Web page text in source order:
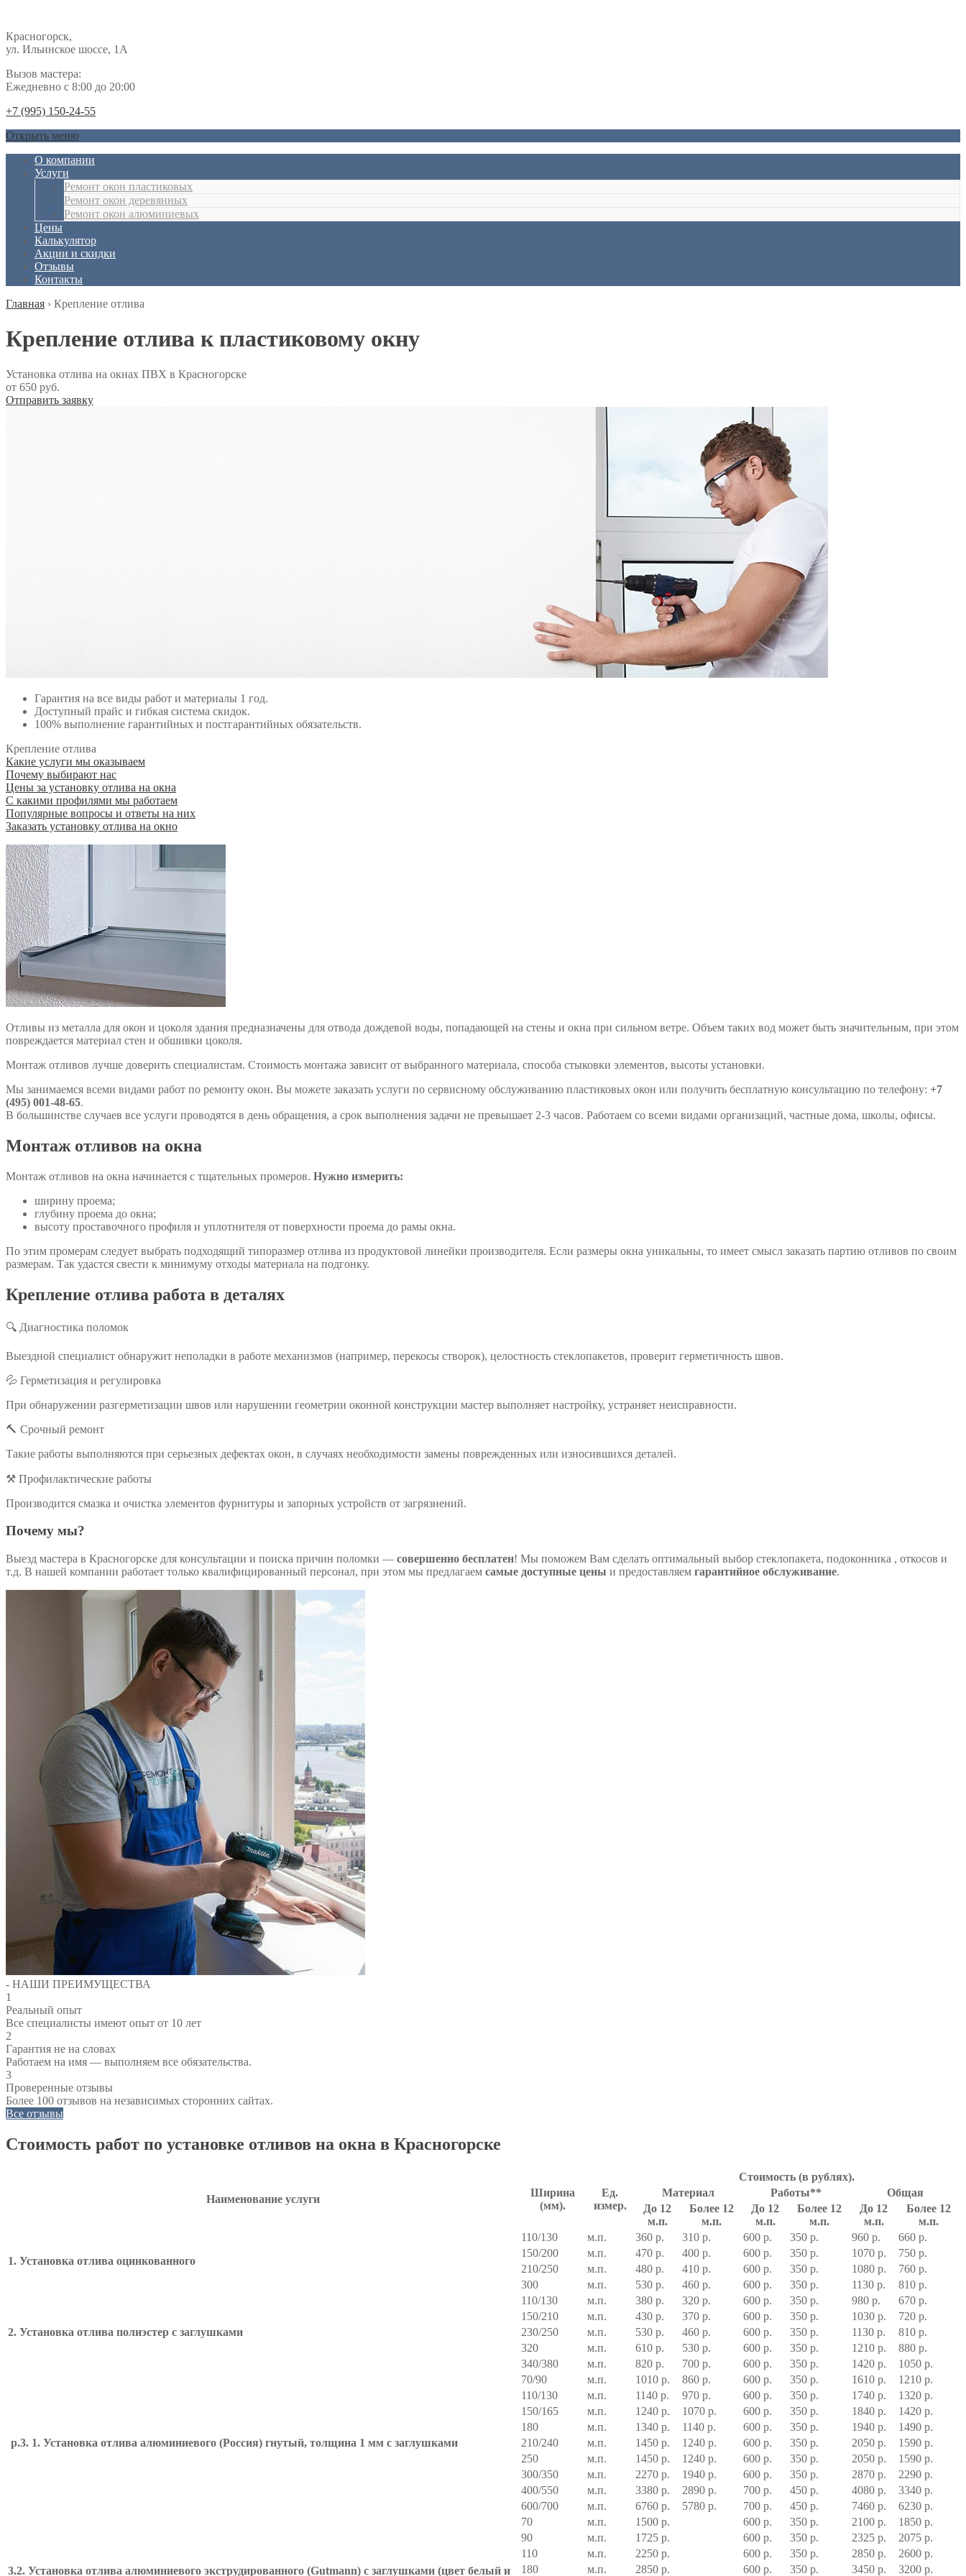
Красногорск,
ул. Ильинское шоссе, 1А
Вызов мастера:
Ежедневно с 8:00 до 20:00
+7 (995) 150-24-55
Открыть меню
О компании
Услуги
Ремонт окон пластиковых
Ремонт окон деревянных
Ремонт окон алюминиевых
Цены
Калькулятор
Акции и скидки
Отзывы
Контакты
Главная › Крепление отлива
Крепление отлива к пластиковому окну
Установка отлива на окнах ПВХ в Красногорске
от 650 руб.
Отправить заявку
Гарантия на все виды работ и материалы 1 год.
Доступный прайс и гибкая система скидок.
100% выполнение гарантийных и постгарантийных обязательств.
Крепление отлива
Какие услуги мы оказываем
Почему выбирают нас
Цены за установку отлива на окна
С какими профилями мы работаем
Популярные вопросы и ответы на них
Заказать установку отлива на окно
Отливы из металла для окон и цоколя здания предназначены для отвода дождевой воды, попадающей на стены и окна при сильном ветре. Объем таких вод может быть значительным, при этом
повреждается материал стен и обшивки цоколя.
Монтаж отливов лучше доверить специалистам. Стоимость монтажа зависит от выбранного материала, способа стыковки элементов, высоты установки.
Мы занимаемся всеми видами работ по ремонту окон. Вы можете заказать услуги по сервисному обслуживанию пластиковых окон или получить бесплатную консультацию по телефону: +7
(495) 001-48-65.
В большинстве случаев все услуги проводятся в день обращения, а срок выполнения задачи не превышает 2-3 часов. Работаем со всеми видами организаций, частные дома, школы, офисы.
Монтаж отливов на окна
Монтаж отливов на окна начинается с тщательных промеров. Нужно измерить:
ширину проема;
глубину проема до окна;
высоту проставочного профиля и уплотнителя от поверхности проема до рамы окна.
По этим промерам следует выбрать подходящий типоразмер отлива из продуктовой линейки производителя. Если размеры окна уникальны, то имеет смысл заказать партию отливов по своим
размерам. Так удастся свести к минимуму отходы материала на подгонку.
Крепление отлива работа в деталях
🔍 Диагностика поломок
Выездной специалист обнаружит неполадки в работе механизмов (например, перекосы створок), целостность стеклопакетов, проверит герметичность швов.
💦 Герметизация и регулировка
При обнаружении разгерметизации швов или нарушении геометрии оконной конструкции мастер выполняет настройку, устраняет неисправности.
🔨 Срочный ремонт
Такие работы выполняются при серьезных дефектах окон, в случаях необходимости замены поврежденных или износившихся деталей.
⚒️ Профилактические работы
Производится смазка и очистка элементов фурнитуры и запорных устройств от загрязнений.
Почему мы?
Выезд мастера в Красногорске для консультации и поиска причин поломки — совершенно бесплатен! Мы поможем Вам сделать оптимальный выбор стеклопакета, подоконника , откосов и
т.д. В нашей компании работает только квалифицированный персонал, при этом мы предлагаем самые доступные цены и предоставляем гарантийное обслуживание.
- НАШИ ПРЕИМУЩЕСТВА
1
Реальный опыт
Все специалисты имеют опыт от 10 лет
2
Гарантия не на словах
Работаем на имя — выполняем все обязательства.
3
Проверенные отзывы
Более 100 отзывов на независимых сторонних сайтах.
Все отзывы
Стоимость работ по установке отливов на окна в Красногорске
Наименование услуги
Ширина
(мм).
Ед.
измер.
Стоимость (в рублях).
Материал
Работы**
Общая
До 12
м.п.
Более 12
м.п.
До 12
м.п.
Более 12
м.п.
До 12
м.п.
Более 12
м.п.
1. Установка отлива оцинкованного
110/130 м.п. 360 р. 310 р. 600 р. 350 р. 960 р.
660 р.
150/200
м.п. 470 р. 400 р. 600 р. 350 р. 1070 р.
750 р.
210/250
м.п. 480 р. 410 р. 600 р. 350 р. 1080 р.
760 р.
300
м.п. 530 р. 460 р. 600 р. 350 р. 1130 р. 810 р.
2. Установка отлива полиэстер с заглушками
110/130 м.п. 380 р. 320 р. 600 р. 350 р. 980 р.
670 р.
150/210
м.п. 430 р. 370 р. 600 р. 350 р. 1030 р.
720 р.
230/250
м.п. 530 р. 460 р. 600 р. 350 р. 1130 р.
810 р.
320
м.п. 610 р. 530 р. 600 р. 350 р. 1210 р.
880 р.
340/380
м.п. 820 р. 700 р. 600 р. 350 р. 1420 р. 1050 р.
р.3. 1. Установка отлива алюминиевого (Россия) гнутый, толщина 1 мм с заглушками
70/90 м.п. 1010 р. 860 р. 600 р. 350 р. 1610 р.
1210 р.
110/130
м.п. 1140 р. 970 р. 600 р. 350 р. 1740 р.
1320 р.
150/165
м.п. 1240 р. 1070 р. 600 р. 350 р. 1840 р.
1420 р.
180
м.п. 1340 р. 1140 р. 600 р. 350 р. 1940 р.
1490 р.
210/240
м.п. 1450 р. 1240 р. 600 р. 350 р. 2050 р.
1590 р.
250
м.п. 1450 р. 1240 р. 600 р. 350 р. 2050 р.
1590 р.
300/350
м.п. 2270 р. 1940 р. 600 р. 350 р. 2870 р.
2290 р.
400/550
м.п. 3380 р. 2890 р. 700 р. 450 р. 4080 р.
3340 р.
600/700
м.п. 6760 р. 5780 р. 700 р. 450 р. 7460 р. 6230 р.
3.2. Установка отлива алюминиевого экструдированного (Gutmann) с заглушками (цвет белый и
70 м.п. 1500 р. 600 р. 350 р. 2100 р.
1850 р.
90
м.п. 1725 р. 600 р. 350 р. 2325 р.
2075 р.
110
м.п. 2250 р. 600 р. 350 р. 2850 р.
2600 р.
180
м.п. 2850 р. 600 р. 350 р. 3450 р. 3200 р.